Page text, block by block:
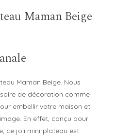
Maman Beige
Maman Beige. Nous
de décoration comme
embellir votre maison et
En effet, conçu pour
ce joli mini-plateau est